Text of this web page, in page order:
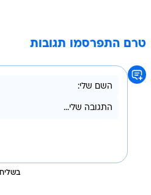
טרם התפרסמו תגובות